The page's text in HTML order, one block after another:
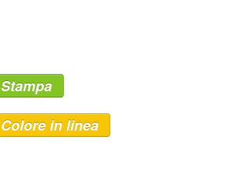
Stampa
Colore in linea